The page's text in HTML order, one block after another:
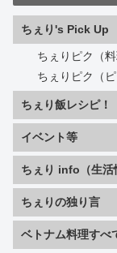
ちぇり's Pick Up
ちぇりピク（料
ちぇりピク（ピ
ちぇり飯レシピ！
イベント等
ちぇり info（生活
ちぇりの独り言
ベトナム料理すべ